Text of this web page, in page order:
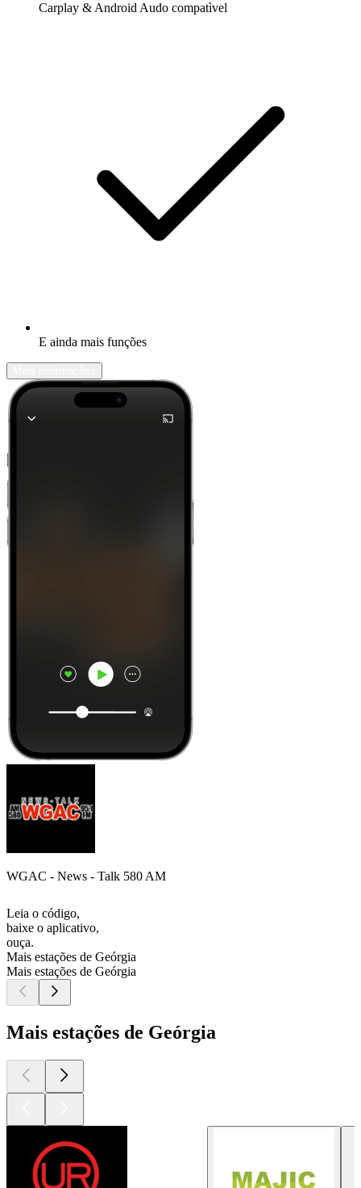
Carplay & Android Audo compatìvel
E ainda mais funções
WGAC - News - Talk 580 AM
Leia o código,
baixe o aplicativo,
ouça.
Mais estações de Geórgia
Mais estações de Geórgia
Mais estações de Geórgia